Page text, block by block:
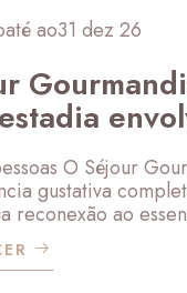
até ao31 dez 26
O Séjour
gustativa
reconexão ao